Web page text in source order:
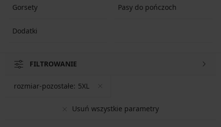
Gorsety Pasy do pończoch
Dodatki
FILTROWANIE
Usuń wszystkie parametry
rozmiar-pozostałe: 5XL